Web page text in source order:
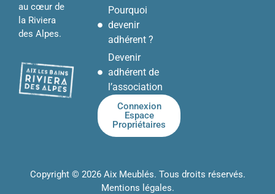
au cœur de
la Riviera
des Alpes.
Pourquoi
devenir
adhérent ?
Devenir
adhérent de
l’association
Connexion
Espace
Propriétaires
Copyright © 2026 Aix Meublés. Tous droits réservés.
Mentions légales.